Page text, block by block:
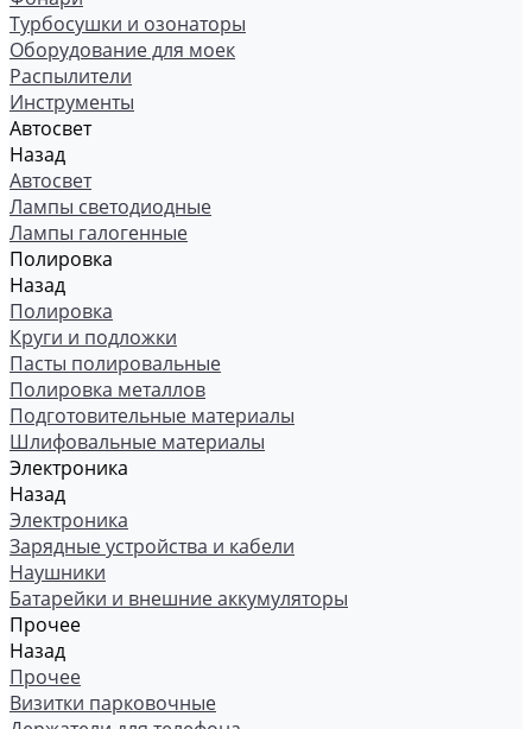
Турбосушки и озонаторы
Оборудование для моек
Распылители
Инструменты
Автосвет
Назад
Автосвет
Лампы светодиодные
Лампы галогенные
Полировка
Назад
Полировка
Круги и подложки
Пасты полировальные
Полировка металлов
Подготовительные материалы
Шлифовальные материалы
Электроника
Назад
Электроника
Зарядные устройства и кабели
Наушники
Батарейки и внешние аккумуляторы
Прочее
Назад
Прочее
Визитки парковочные